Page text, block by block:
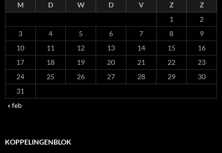
M D W D V Z
Z
1
2
3
4 5 6 7 8
9
10
11 12 13 14 15
16
17
18 19 20 21 22
23
24
25 26 27 28 29
30
31
« feb
KOPPELINGENBLOK